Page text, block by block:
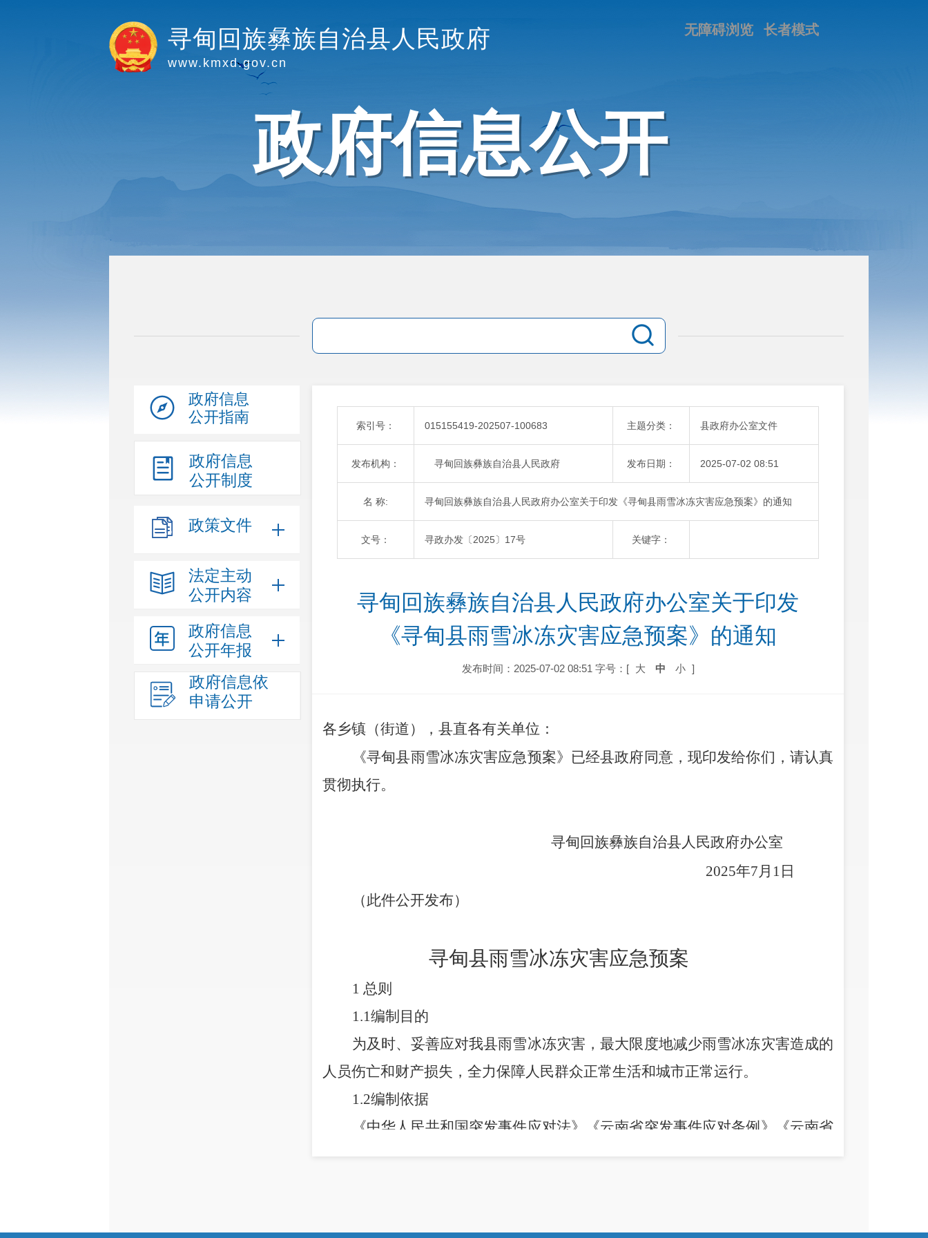
长者模式
无障碍浏览
寻甸回族彝族自治县人民政府
www.kmxd.gov.cn
政府信息公开
政府信息
公开指南
政府信息
公开制度
政策文件
法定主动
公开内容
政府信息
公开年报
政府信息依
申请公开
索引号： 015155419-202507-100683 主题分类： 县政府办公室文件
发布机构： 寻甸回族彝族自治县人民政府 发布日期： 2025-07-02 08:51
名 称: 寻甸回族彝族自治县人民政府办公室关于印发《寻甸县雨雪冰冻灾害应急预案》的通知
文号： 寻政办发〔2025〕17号 关键字：
寻甸回族彝族自治县人民政府办公室关于印发
《寻甸县雨雪冰冻灾害应急预案》的通知
发布时间：2025-07-02 08:51 字号：[ 大 中 小 ]
各乡镇（街道）， 县直各有关单位 ：
《寻甸县雨雪冰冻灾害应急预案》已经县政府同意，现印发给你们，请认真
贯彻执行。
寻甸回族彝族自治县人民政府办公室
2025年7月 1 日
（此件公开发布）
寻甸县雨雪冰冻灾害应急预案
1 总则
1.1编制目的
为及时、妥善应对我县雨雪冰冻灾害，最大限度地减少雨雪冰冻灾害造成的
人员伤亡和财产损失，全力保障人民群众正常生活和城市正常运行。
1.2编制依据
《中华人民共和国突发事件应对法》《云南省突发事件应对条例》《云南省